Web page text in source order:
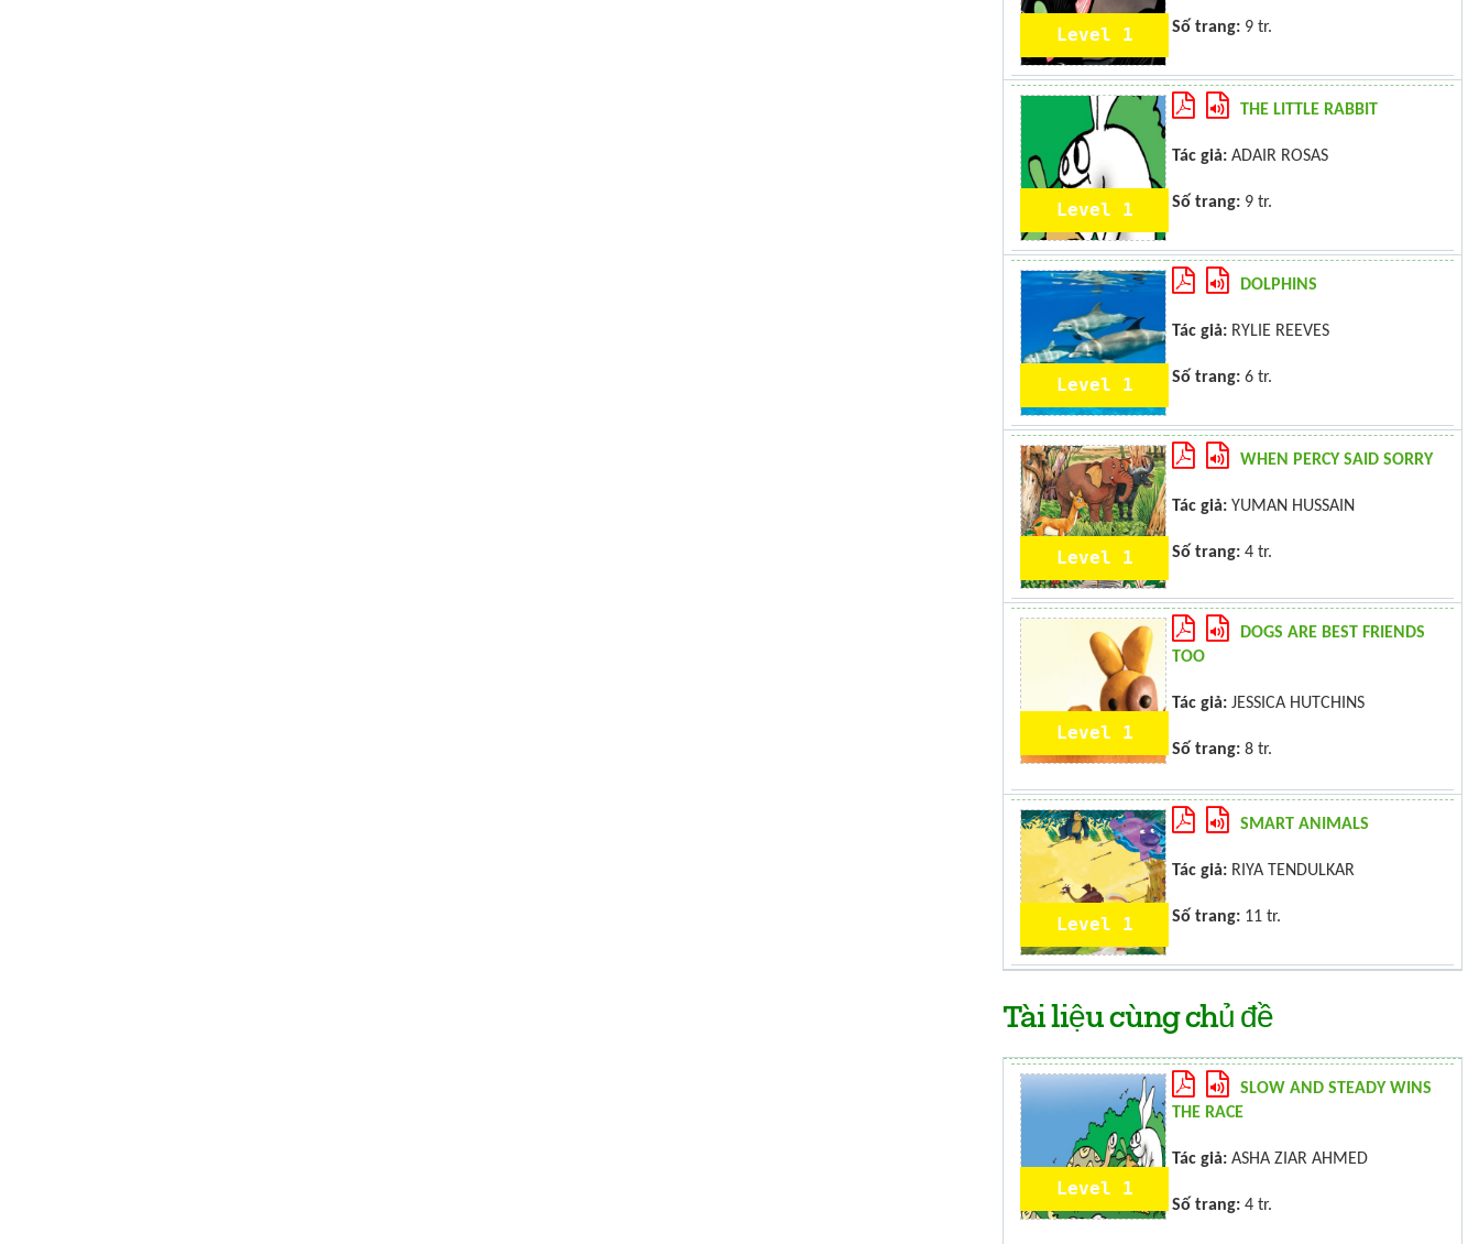
Level 1 Số trang: 9 tr.
Level 1
THE LITTLE RABBIT
Tác giả: ADAIR ROSAS
Số trang: 9 tr.
Level 1
DOLPHINS
Tác giả: RYLIE REEVES
Số trang: 6 tr.
Level 1
WHEN PERCY SAID SORRY
Tác giả: YUMAN HUSSAIN
Số trang: 4 tr.
Level 1
DOGS ARE BEST FRIENDS
TOO
Tác giả: JESSICA HUTCHINS
Số trang: 8 tr.
Level 1
SMART ANIMALS
Tác giả: RIYA TENDULKAR
Số trang: 11 tr.
Tài liệu cùng chủ đề
Level 1
SLOW AND STEADY WINS
THE RACE
Tác giả: ASHA ZIAR AHMED
Số trang: 4 tr.